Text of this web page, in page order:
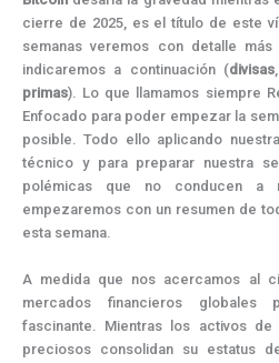
k
e
s
t
n
cierre de 2025, es el título de este
semanas veremos con detalle
indicaremos a continuación (divisas,
primas). Lo que llamamos siempre
Enfocado para poder empezar la
posible. Todo ello aplicando
técnico y para preparar nuestra
polémicas que no conducen a
empezaremos con un resumen de
esta semana.
A medida que nos acercamos al
mercados financieros globales
fascinante. Mientras los activos
preciosos consolidan su estatus